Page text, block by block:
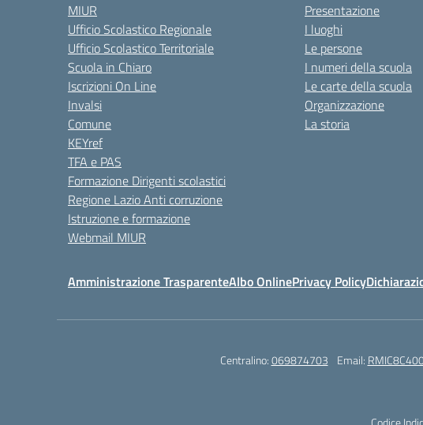
MIUR
Ufficio Scolastico Regionale
Ufficio Scolastico Territoriale
Scuola in Chiaro
Iscrizioni On Line
Invalsi
Comune
KEYref
TFA e PAS
Formazione Dirigenti scolastici
Regione Lazio Anti corruzione
Istruzione e formazione
Webmail MIUR
Presentazione
I luoghi
Le persone
I numeri della scuola
Le carte della scuola
Organizzazione
La storia
Amministrazione TrasparenteAlbo OnlinePrivacy Policy
Centralino:069874703 Email: